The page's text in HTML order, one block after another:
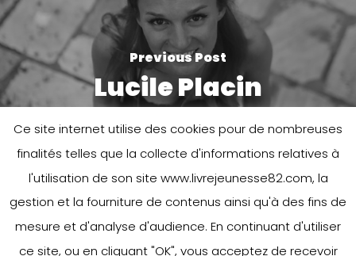
Previous Post
Lucile Placin
Next Post
Ce site internet utilise des cookies pour de nombreuses
finalités telles que la collecte d'informations relatives à
l'utilisation de son site www.livrejeunesse82.com, la
gestion et la fourniture de contenus ainsi qu'à des fins de
mesure et d'analyse d'audience. En continuant d'utiliser
ce site, ou en cliquant "OK", vous acceptez de recevoir